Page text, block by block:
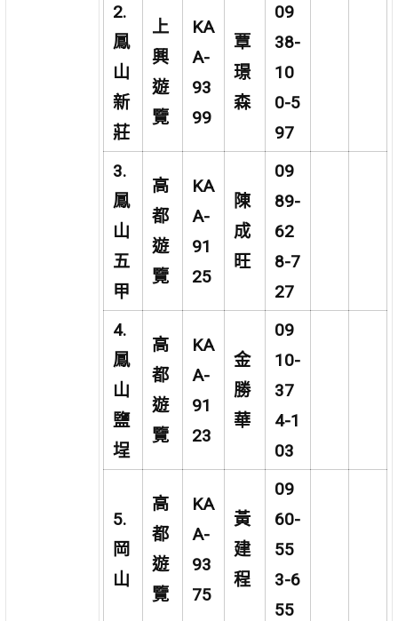
2.
鳳
山
新
莊
上
興
遊
覽
KA
A-
93
99
覃
璟
森
09
38-
10
0-5
97
3.
鳳
山
五
甲
高
都
遊
覽
KA
A-
91
25
陳
成
旺
09
89-
62
8-7
27
4.
鳳
山
鹽
埕
高
都
遊
覽
KA
A-
91
23
金
勝
華
09
10-
37
4-1
03
5.
岡
山
高
都
遊
覽
KA
A-
93
75
黃
建
程
09
60-
55
3-6
55